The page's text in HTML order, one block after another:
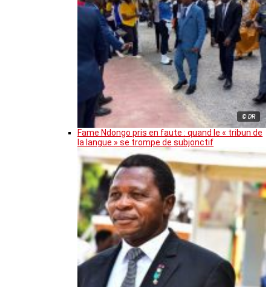
© DR
Fame Ndongo pris en faute : quand le « tribun de
la langue » se trompe de subjonctif